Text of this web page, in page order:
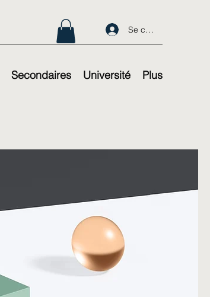
Se connecter
Secondaires Université Plus